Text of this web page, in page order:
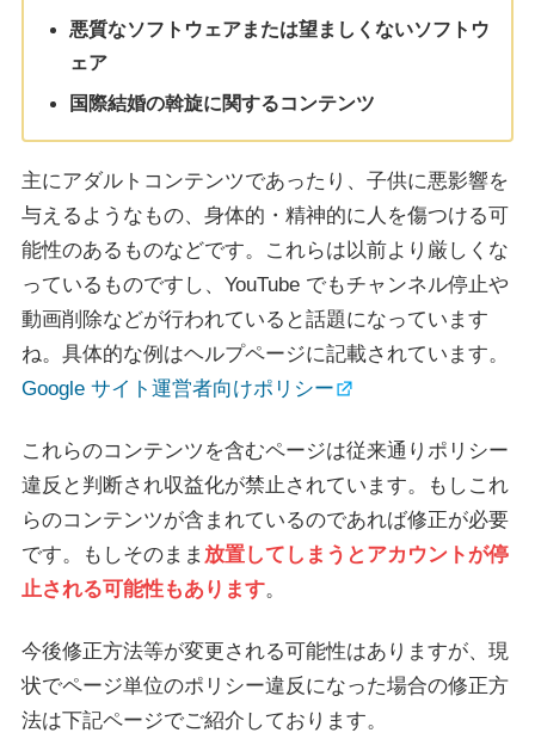
悪質なソフトウェアまたは望ましくないソフトウ
ェア
国際結婚の斡旋に関するコンテンツ
主にアダルトコンテンツであったり、子供に悪影響を
与えるようなもの、身体的・精神的に人を傷つける可
能性のあるものなどです。これらは以前より厳しくな
っているものですし、YouTube でもチャンネル停止や
動画削除などが行われていると話題になっています
ね。具体的な例はヘルプページに記載されています。
Google サイト運営者向けポリシー
これらのコンテンツを含むページは従来通りポリシー
違反と判断され収益化が禁止されています。もしこれ
らのコンテンツが含まれているのであれば修正が必要
です。もしそのまま 放置してしまうとアカウントが停
止される可能性もあります。
今後修正方法等が変更される可能性はありますが、現
状でページ単位のポリシー違反になった場合の修正方
法は下記ページでご紹介しております。